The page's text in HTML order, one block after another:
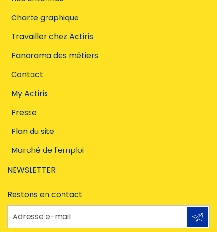
Charte graphique
Travailler chez Actiris
Panorama des métiers
Contact
My Actiris
Presse
Plan du site
Marché de l'emploi
NEWSLETTER
Restons en contact
Adresse e-mail